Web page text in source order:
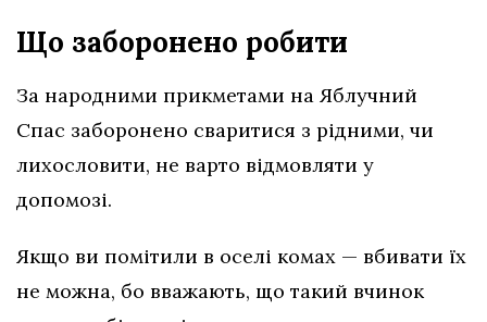
Що заборонено робити
За народними прикметами на Яблучний
Спас заборонено сваритися з рідними, чи
лихословити, не варто відмовляти у
допомозі.
Якщо ви помітили в оселі комах — вбивати їх
не можна, бо вважають, що такий вчинок